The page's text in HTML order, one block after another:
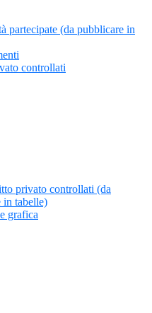
partecipate (da pubblicare in
controllati
privato controllati (da
in tabelle)
grafica